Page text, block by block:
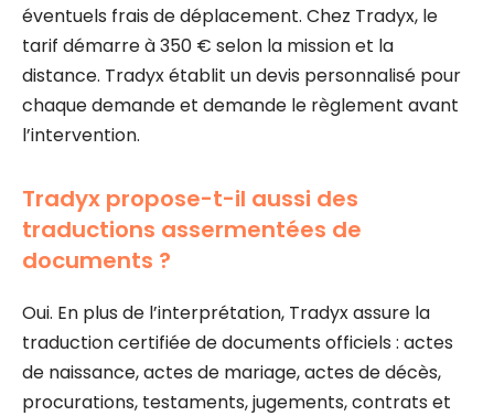
éventuels frais de déplacement. Chez Tradyx, le
tarif démarre à 350 € selon la mission et la
distance. Tradyx établit un devis personnalisé pour
chaque demande et demande le règlement avant
l’intervention.
Tradyx propose-t-il aussi des
traductions assermentées de
documents ?
Oui. En plus de l’interprétation, Tradyx assure la
traduction certifiée de documents officiels : actes
de naissance, actes de mariage, actes de décès,
procurations, testaments, jugements, contrats et